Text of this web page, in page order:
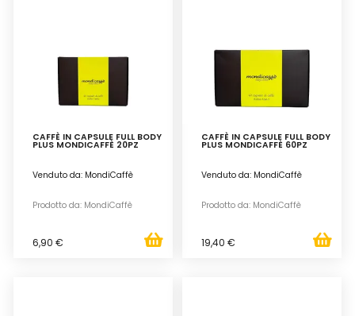
CAFFÈ IN CAPSULE FULL BODY
PLUS MONDICAFFÈ 20PZ
Venduto da: MondiCaffè
Prodotto da: MondiCaffè
6,90 €
CAFFÈ IN CAPSULE FULL BODY
PLUS MONDICAFFÈ 60PZ
Venduto da: MondiCaffè
Prodotto da: MondiCaffè
19,40 €